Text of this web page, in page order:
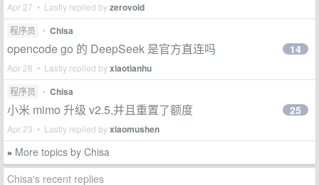
Apr 27 • Lastly replied byzerovoid
程序员 • Chisa
opencode go 的 DeepSeek 是官方直连吗
Apr 28 • Lastly replied byxiaotianhu
14
程序员 • Chisa
小米 mimo 升级 v2.5,并且重置了额度
Apr 23 • Lastly replied byxiaomushen
25
» More topics by Chisa
Chisa's recent replies